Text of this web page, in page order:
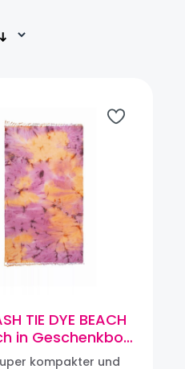
TIE DYE BEACH
in Geschenkbox
kompakter und